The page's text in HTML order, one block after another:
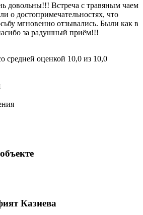
довольны!!! Встреча с травяным чаем
о достопримечательностях, что
мгновенно отзывались. Были как в
за радушный приём!!!
средней оценкой 10,0 из 10,0
Казиева